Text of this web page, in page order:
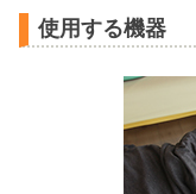
使用する機器